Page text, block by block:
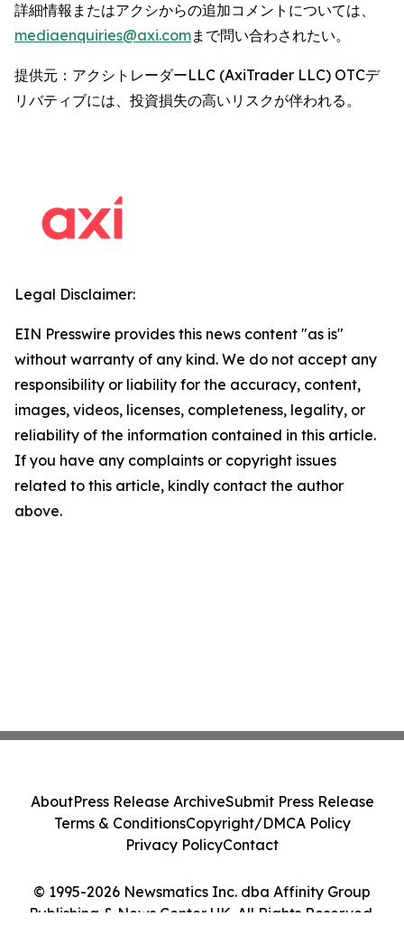
詳細情報またはアクシからの追加コメントについては、
mediaenquiries@axi.comまで問い合わされたい。
提供元：アクシトレーダーLLC (AxiTrader LLC) OTCデ
リバティブには、投資損失の高いリスクが伴われる。
Legal Disclaimer:
EIN Presswire provides this news content "as is"
without warranty of any kind. We do not accept any
responsibility or liability for the accuracy, content,
images, videos, licenses, completeness, legality, or
reliability of the information contained in this article.
If you have any complaints or copyright issues
related to this article, kindly contact the author
above.
© 1995-2026 Newsmatics Inc. dba Affinity Group
Publishing & News Center UK. All Rights Reserved.
AboutPress Release ArchiveSubmit Press Release
Terms & ConditionsCopyright/DMCA Policy
Privacy PolicyContact